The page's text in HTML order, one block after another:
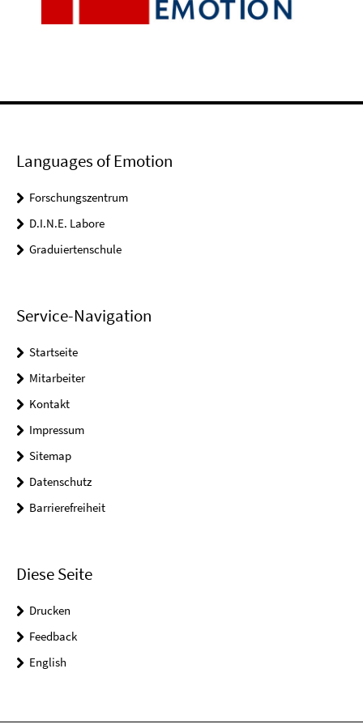
Languages of Emotion
Forschungszentrum
D.I.N.E. Labore
Graduiertenschule
Service-Navigation
Startseite
Mitarbeiter
Kontakt
Impressum
Sitemap
Datenschutz
Barrierefreiheit
Diese Seite
Drucken
Feedback
English